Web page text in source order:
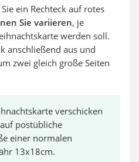
ein Rechteck auf rotes
Sie variieren, je
werden soll.
anschließend aus und
zwei gleich große Seiten
verschicken
postübliche
einer normalen
13x18cm.